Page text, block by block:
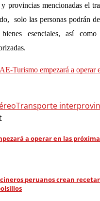
provincias mencionadas el
solo las personas podrán
esenciales, así como
Turismo empezará a operar
Transporte
a operar en las
peruanos crean